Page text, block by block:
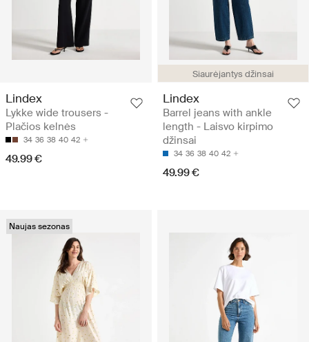
Lindex
Lykke wide trousers -
Plačios kelnės
34 36 38 40 42
49.99 €
Siaurėjantys džinsai
Lindex
Barrel jeans with ankle
length - Laisvo kirpimo
džinsai
34 36 38 40 42
49.99 €
Naujas sezonas